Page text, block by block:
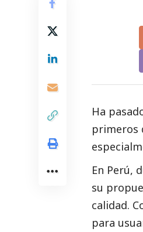
Ha
primeros
En Perú,
su
calidad.
para